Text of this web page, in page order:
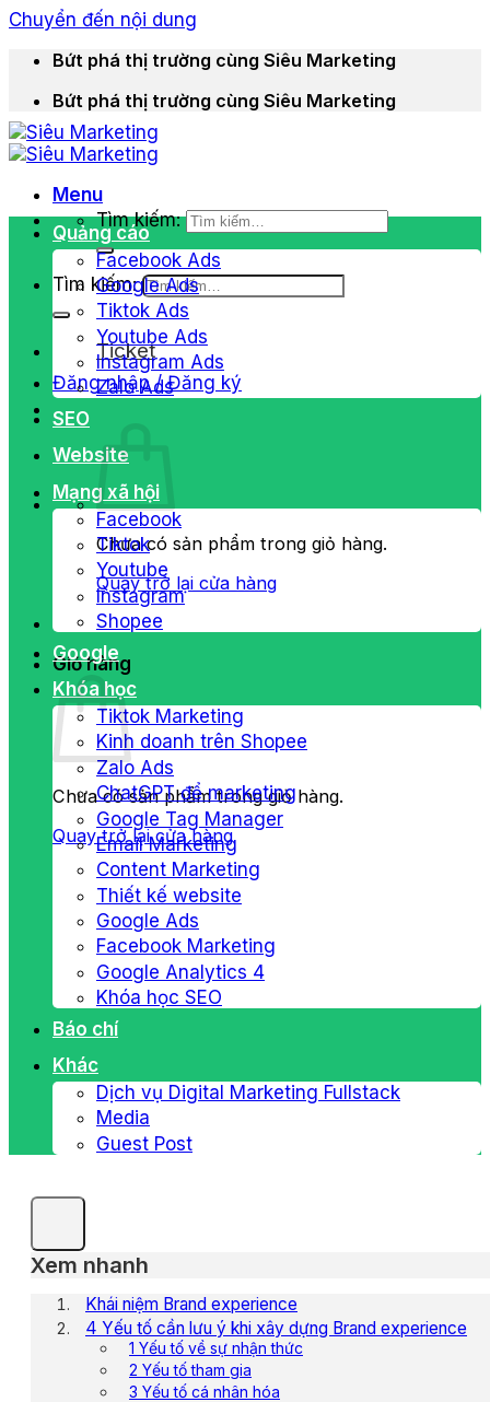
Chuyển đến nội dung
Bứt phá thị trường cùng Siêu Marketing
Bứt phá thị trường cùng Siêu Marketing
Menu
Tìm kiếm:
Tìm kiếm:
Ticket
Đăng nhập / Đăng ký
Chưa có sản phẩm trong giỏ hàng.
Quay trở lại cửa hàng
Giỏ hàng
Chưa có sản phẩm trong giỏ hàng.
Quay trở lại cửa hàng
Quảng cáo
Facebook Ads
Google Ads
Tiktok Ads
Youtube Ads
Instagram Ads
Zalo Ads
SEO
Website
Mạng xã hội
Facebook
Tiktok
Youtube
Instagram
Shopee
Google
Khóa học
Tiktok Marketing
Kinh doanh trên Shopee
Zalo Ads
ChatGPT để marketing
Google Tag Manager
Email Marketing
Content Marketing
Thiết kế website
Google Ads
Facebook Marketing
Google Analytics 4
Khóa học SEO
Báo chí
Khác
Dịch vụ Digital Marketing Fullstack
Media
Guest Post
Xem nhanh
Khái niệm Brand experience
4 Yếu tố cần lưu ý khi xây dựng Brand experience
1 Yếu tố về sự nhận thức
2 Yếu tố tham gia
3 Yếu tố cá nhân hóa